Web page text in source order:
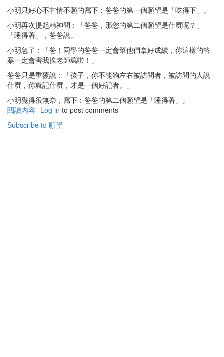
小明只好心不甘情不願的寫下：爸爸的第一個願望是「吃得下」。
小明再次提起精神問：「爸爸，那您的第二個願望是什麼呢？」
「睡得著」，爸爸說。
小明急了：「爸！同學的爸爸一定會幫他們拿好成績，你這樣的答
案一定會害我挨老師罵啦！」
爸爸只是重覆說：「孩子，你不能夠左右被訪問者，被訪問的人說
什麼，你就記什麼，才是一個好記者。」
小明覺得很無奈，寫下：爸爸的第二個願望是「睡得著」。
閱讀內容 有
爸
Log in to post comments
Subscribe to 願望